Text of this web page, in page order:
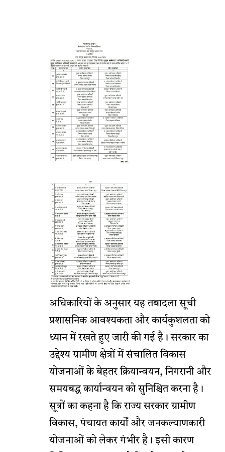
अधिकारियों के अनुसार यह तबादला सूची
प्रशासनिक आवश्यकता और कार्यकुशलता को
ध्यान में रखते हुए जारी की गई है। सरकार का
उद्देश्य ग्रामीण क्षेत्रों में संचालित विकास
योजनाओं के बेहतर क्रियान्वयन, निगरानी और
समयबद्ध कार्यान्वयन को सुनिश्चित करना है।
सूत्रों का कहना है कि राज्य सरकार ग्रामीण
विकास, पंचायत कार्यों और जनकल्याणकारी
योजनाओं को लेकर गंभीर है। इसी कारण